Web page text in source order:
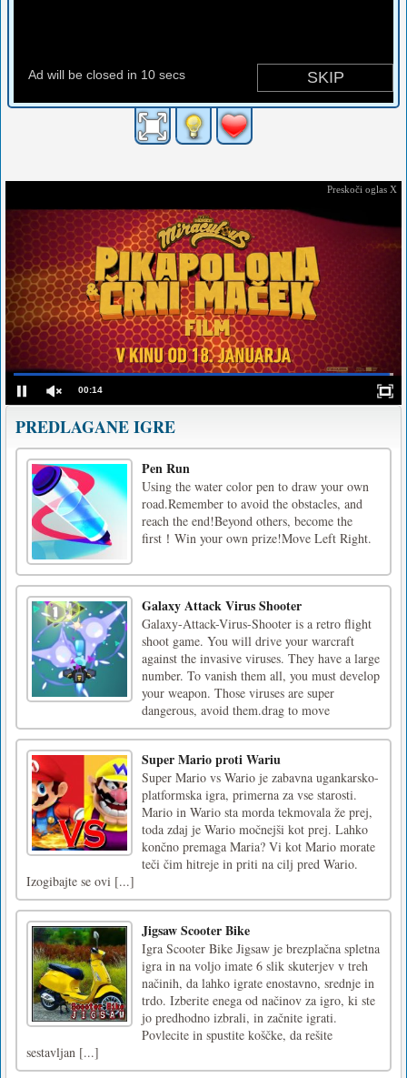
Craft Impostor is a
fun 3D pixel action
puzzle game. Be
prepared for a mind
game between the
– the Impostor. Act
fast and kill off your
crewmates before they find out that you are evil.
keybords with mouse
Kategorije iger
Akcijske igre
PREDLAGANE IGRE
Pen Run
Using the water color pen to draw your own
road.Remember to avoid the obstacles, and
reach the end!Beyond others, become the
first！Win your own prize!Move Left Right.
Galaxy Attack Virus Shooter
Galaxy-Attack-Virus-Shooter is a retro flight
shoot game. You will drive your warcraft
against the invasive viruses. They have a large
number. To vanish them all, you must develop
your weapon. Those viruses are super
dangerous, avoid them.drag to move
Super Mario proti Wariu
Super Mario vs Wario je zabavna ugankarsko-
platformska igra, primerna za vse starosti.
Mario in Wario sta morda tekmovala že prej,
toda zdaj je Wario močnejši kot prej. Lahko
končno premaga Maria? Vi kot Mario morate
teči čim hitreje in priti na cilj pred Wario.
Izogibajte se ovi [...]
Jigsaw Scooter Bike